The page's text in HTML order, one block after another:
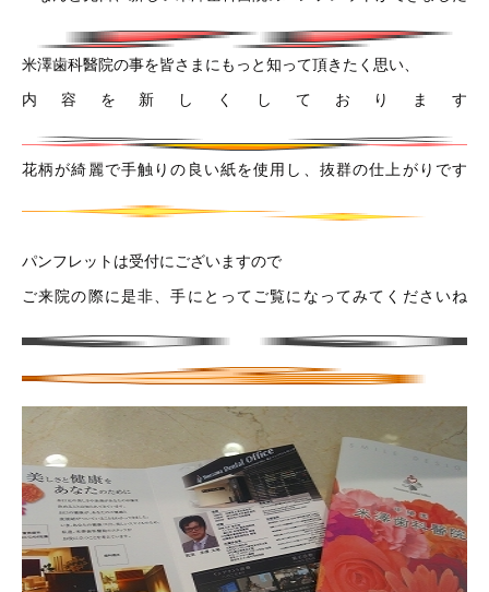
米澤歯科醫院の事を皆さまにもっと知って頂きたく思い、
内容を新しくしております
花柄が綺麗で手触りの良い紙を使用し、抜群の仕上がりです
パンフレットは受付にございますので
ご来院の際に是非、手にとってご覧になってみてくださいね